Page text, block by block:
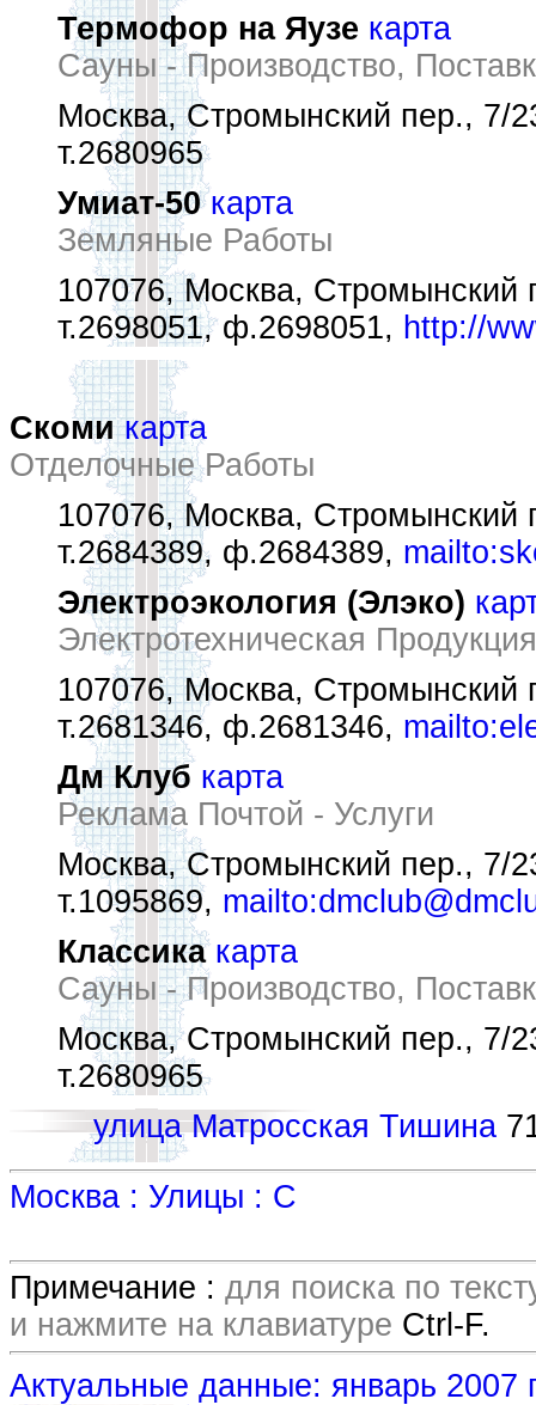
Термофор на Яузе карта
Сауны - Производство,
Москва, Стромынский пер., 7/
т.2680965
Умиат-50 карта
Земляные Работы
107076, Москва, Стромынский
т.2698051, ф.2698051, http://
Скоми карта
Отделочные Работы
107076, Москва, Стромынский
т.2684389, ф.2684389,
Электроэкология (Элэко)
Электротехническая
107076, Москва, Стромынский
т.2681346, ф.2681346,
Дм Клуб карта
Реклама Почтой - Услуги
Москва, Стромынский пер., 7/
т.1095869,
Классика карта
Сауны - Производство,
Москва, Стромынский пер., 7/
т.2680965
улица Матросская Тишина
Москва : Улицы : С
Примечание : для поиска по
и нажмите на клавиатуре Ctrl-F.
Актуальные данные: январь 2007